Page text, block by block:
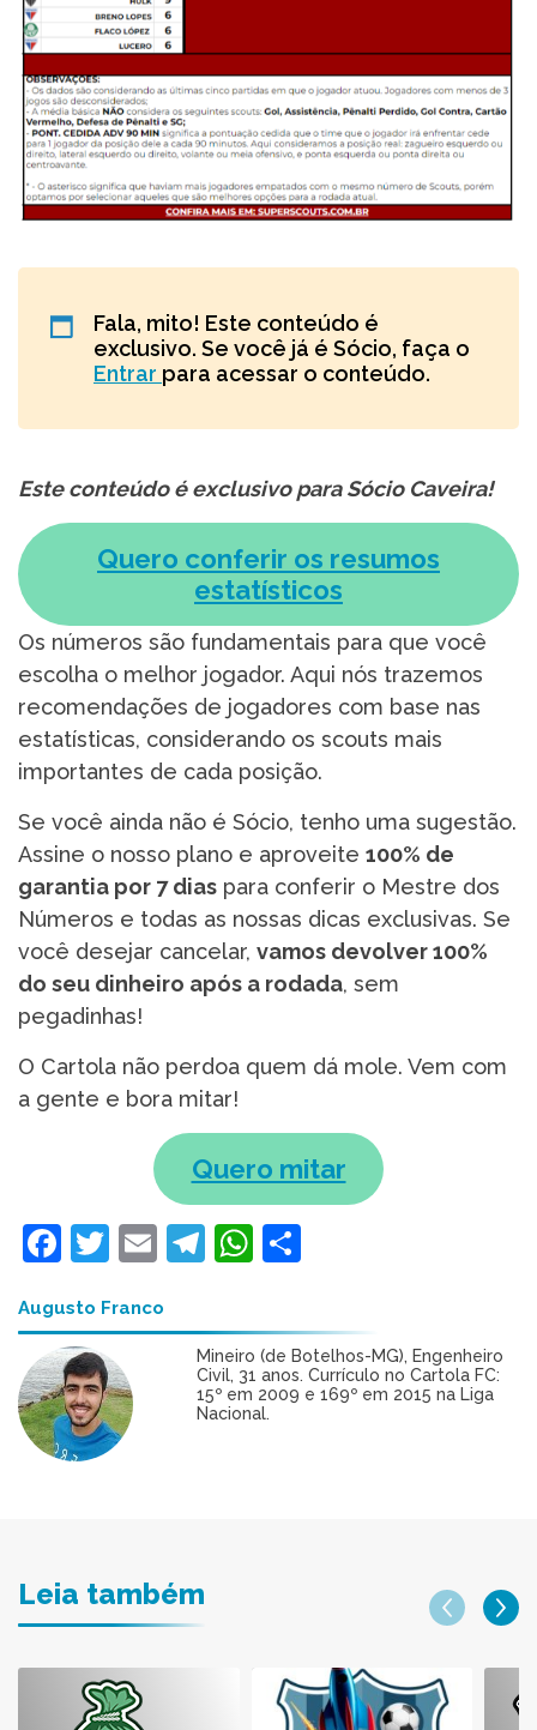
Fala, mito! Este conteúdo é
exclusivo. Se você já é Sócio, faça o
Entrar para acessar o conteúdo.
Este conteúdo é exclusivo para Sócio Caveira!
Quero conferir os resumos
estatísticos
Os números são fundamentais para que você
escolha o melhor jogador. Aqui nós trazemos
recomendações de jogadores com base nas
estatísticas, considerando os scouts mais
importantes de cada posição.
Se você ainda não é Sócio, tenho uma sugestão.
Assine o nosso plano e aproveite 100% de
garantia por 7 dias para conferir o Mestre dos
Números e todas as nossas dicas exclusivas. Se
você desejar cancelar, vamos devolver 100%
do seu dinheiro após a rodada, sem
pegadinhas!
O Cartola não perdoa quem dá mole. Vem com
a gente e bora mitar!
Quero mitar
Facebook
Twitter
EmailTelegram
WhatsApp
Augusto Franco
Mineiro (de Botelhos-MG), Engenheiro
Civil, 31 anos. Currículo no Cartola FC:
15º em 2009 e 169º em 2015 na Liga
Nacional.
Leia também